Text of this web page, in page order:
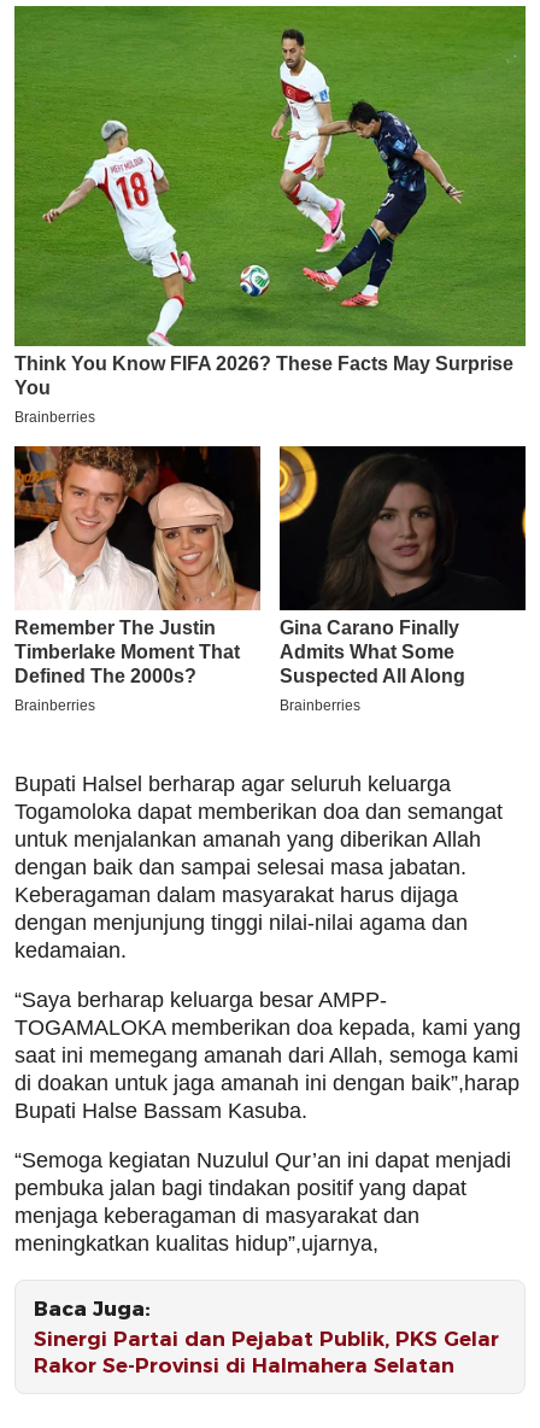
Bupati Halsel berharap agar seluruh keluarga
Togamoloka dapat memberikan doa dan semangat
untuk menjalankan amanah yang diberikan Allah
dengan baik dan sampai selesai masa jabatan.
Keberagaman dalam masyarakat harus dijaga
dengan menjunjung tinggi nilai-nilai agama dan
kedamaian.
“Saya berharap keluarga besar AMPP-
TOGAMALOKA memberikan doa kepada, kami yang
saat ini memegang amanah dari Allah, semoga kami
di doakan untuk jaga amanah ini dengan baik”,harap
Bupati Halse Bassam Kasuba.
“Semoga kegiatan Nuzulul Qur’an ini dapat menjadi
pembuka jalan bagi tindakan positif yang dapat
menjaga keberagaman di masyarakat dan
meningkatkan kualitas hidup”,ujarnya,
Baca Juga:
Sinergi Partai dan Pejabat Publik, PKS Gelar
Rakor Se-Provinsi di Halmahera Selatan